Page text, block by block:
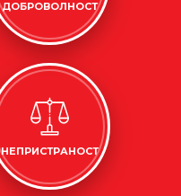
ДОБРОВОЛНОСТ
НЕПРИСТРАНОСТ